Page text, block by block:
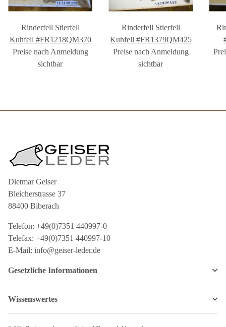
Rinderfell Stierfell
Kuhfell #FR1218QM370
Preise nach Anmeldung
sichtbar
Rinderfell Stierfell
Kuhfell #FR1379QM425
Preise nach Anmeldung
sichtbar
Dietmar Geiser
Bleicherstrasse 37
88400 Biberach
Telefon: +49(0)7351 440997-0
Telefax: +49(0)7351 440997-10
E-Mail: info@geiser-leder.de
Gesetzliche Informationen
Wissenswertes